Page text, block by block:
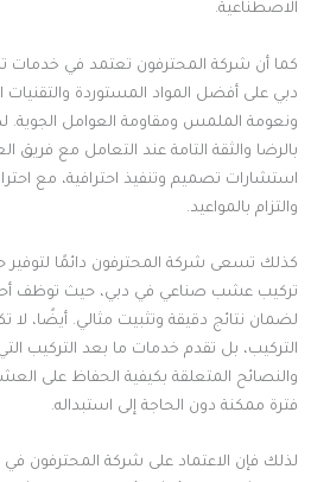
الاصطناعية.
كما أن شركة المحترفون تعتمد في
دبي على أفضل المواد المستوردة والتقنيات
ونعومة الملمس ومقاومة العوامل الجوية.
بالرضا والثقة التامة عند التعامل مع فريق
استشارات تصميم وتنفيذ احترافية، مع
والتزام بالمواعيد.
كذلك تسعى شركة المحترفون دائمًا
تركيب عشب صناعي في دبي، حيث توظف
لضمان نتائج دقيقة وتثبيت مثالي. أيضًا، لا
التركيب، بل تقدم خدمات ما بعد التركيب
والنصائح المتعلقة بكيفية الحفاظ على
فترة ممكنة دون الحاجة إلى استبداله.
لذلك فإن الاعتماد على شركة المحترفون